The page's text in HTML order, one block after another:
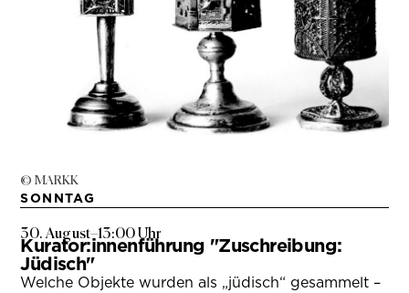
© MARKK
SONNTAG
30. August–13:00 Uhr
Kurator:innenführung "Zuschreibung:
Jüdisch"
Welche Objekte wurden als „jüdisch“ gesammelt –